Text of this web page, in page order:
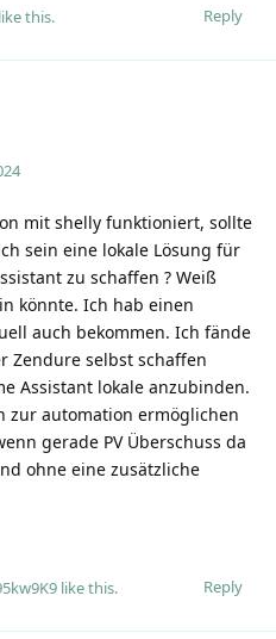
Reply
like this.
mit shelly funktioniert, sollte
sein eine lokale Lösung für
zu schaffen ? Weiß
könnte. Ich hab einen
auch bekommen. Ich fände
Zendure selbst schaffen
Assistant lokale anzubinden.
zur automation ermöglichen
gerade PV Überschuss da
ohne eine zusätzliche
Reply
like this.